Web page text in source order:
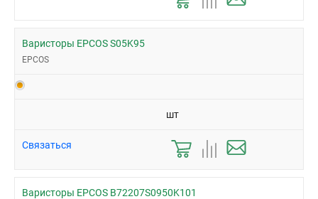
Варисторы EPCOS S05K95
EPCOS
шт
Связаться
Варисторы EPCOS B72207S0950K101